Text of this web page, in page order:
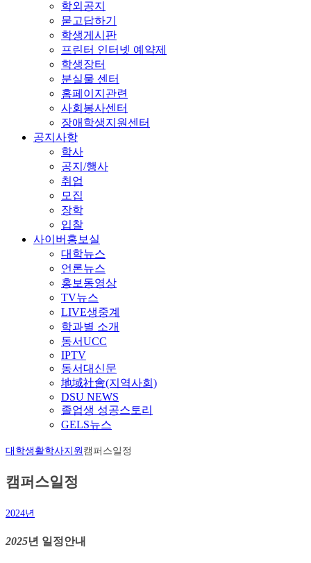
학외공지
묻고답하기
학생게시판
프린터 인터넷 예약제
학생장터
분실물 센터
홈페이지관련
사회봉사센터
장애학생지원센터
공지사항
학사
공지/행사
취업
모집
장학
입찰
사이버홍보실
대학뉴스
언론뉴스
홍보동영상
TV뉴스
LIVE생중계
학과별 소개
동서UCC
IPTV
동서대신문
地域社會(지역사회)
DSU NEWS
졸업생 성공스토리
GELS뉴스
대학생활학사지원 캠퍼스일정
캠퍼스일정
2024년
2025년 일정안내